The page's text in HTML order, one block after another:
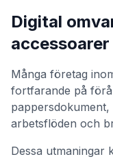
Digital
accessoarer
Många företag
fortfarande på
arbetsflöden och
Dessa utmaningar